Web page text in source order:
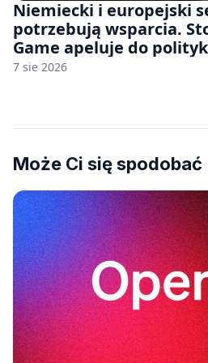
Niemiecki i europejski
potrzebują wsparcia.
Game apeluje do
7 sie 2026
Może Ci się spodobać